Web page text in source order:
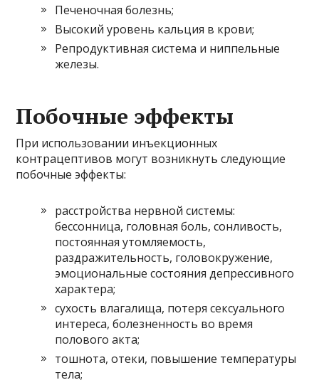
Печеночная болезнь;
Высокий уровень кальция в крови;
Репродуктивная система и ниппельные
железы.
Побочные эффекты
При использовании инъекционных
контрацептивов могут возникнуть следующие
побочные эффекты:
расстройства нервной системы:
бессонница, головная боль, сонливость,
постоянная утомляемость,
раздражительность, головокружение,
эмоциональные состояния депрессивного
характера;
сухость влагалища, потеря сексуального
интереса, болезненность во время
полового акта;
тошнота, отеки, повышение температуры
тела;